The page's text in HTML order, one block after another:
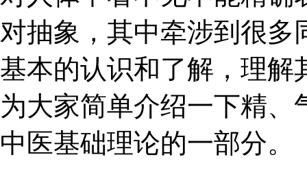
对抽象，其中牵涉到很
基本的认识和了解，理解
为大家简单介绍一下精
中医基础理论的一部分。